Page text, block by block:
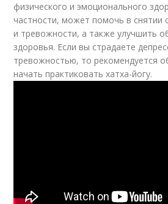
физического и эмоционального
частности, может помочь в снятии
и тревожности, а также улучшить
здоровья. Если вы страдаете
тревожностью, то рекомендуется
начать практиковать хатха-йогу.